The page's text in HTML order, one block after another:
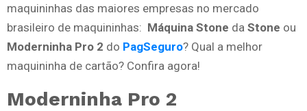
maquininhas das maiores empresas no mercado
brasileiro de maquininhas: Máquina Stone da Stone ou
Moderninha Pro 2 do PagSeguro? Qual a melhor
maquininha de cartão? Confira agora!
Moderninha Pro 2